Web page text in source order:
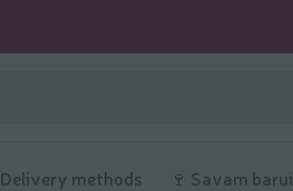
Delivery methods 🍷 Savam barui